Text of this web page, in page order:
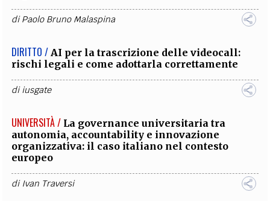
diPaolo Bruno Malaspina
DIRITTO / AI per la trascrizione delle videocall:
rischi legali e come adottarla correttamente
diiusgate
UNIVERSITÀ / La governance universitaria tra
autonomia, accountability e innovazione
organizzativa: il caso italiano nel contesto
europeo
di Ivan Traversi